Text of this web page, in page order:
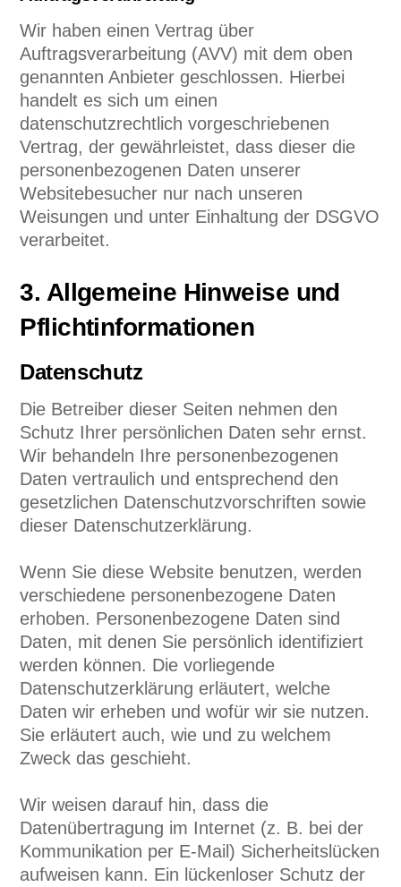
Wir haben einen Vertrag über
Auftragsverarbeitung (AVV) mit dem oben
genannten Anbieter geschlossen. Hierbei
handelt es sich um einen
datenschutzrechtlich vorgeschriebenen
Vertrag, der gewährleistet, dass dieser die
personenbezogenen Daten unserer
Websitebesucher nur nach unseren
Weisungen und unter Einhaltung der DSGVO
verarbeitet.
3. Allgemeine Hinweise und
Pflicht­informationen
Datenschutz
Die Betreiber dieser Seiten nehmen den
Schutz Ihrer persönlichen Daten sehr ernst.
Wir behandeln Ihre personenbezogenen
Daten vertraulich und entsprechend den
gesetzlichen Datenschutzvorschriften sowie
dieser Datenschutzerklärung.
Wenn Sie diese Website benutzen, werden
verschiedene personenbezogene Daten
erhoben. Personenbezogene Daten sind
Daten, mit denen Sie persönlich identifiziert
werden können. Die vorliegende
Datenschutzerklärung erläutert, welche
Daten wir erheben und wofür wir sie nutzen.
Sie erläutert auch, wie und zu welchem
Zweck das geschieht.
Wir weisen darauf hin, dass die
Datenübertragung im Internet (z. B. bei der
Kommunikation per E-Mail) Sicherheitslücken
aufweisen kann. Ein lückenloser Schutz der